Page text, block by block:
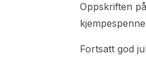
Oppskriften
Fortsatt god